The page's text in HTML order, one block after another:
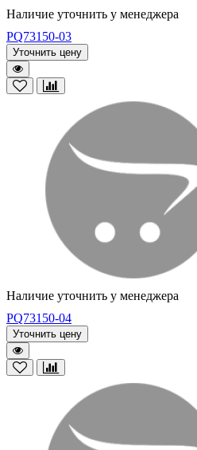
Наличие уточнить у менеджера
PQ73150-03
Уточнить цену
Наличие уточнить у менеджера
PQ73150-04
Уточнить цену